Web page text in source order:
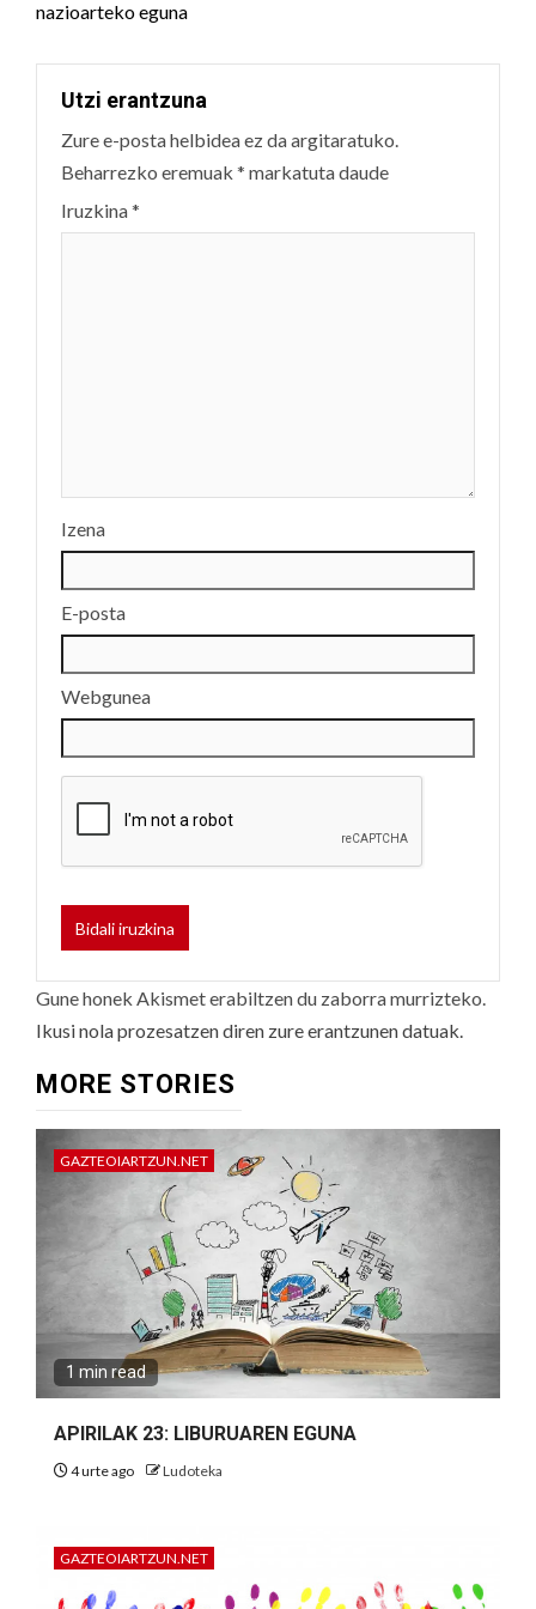
nazioarteko eguna
Utzi erantzuna
Zure e-posta helbidea ez da argitaratuko.
Beharrezko eremuak * markatuta daude
Iruzkina*
Izena
E-posta
Webgunea
Gune honek Akismet erabiltzen du zaborra murrizteko.
Ikusi nola prozesatzen diren zure erantzunen datuak.
MORE STORIES
GAZTEOIARTZUN.NET
1 min read
APIRILAK 23: LIBURUAREN EGUNA
4 urte ago Ludoteka
GAZTEOIARTZUN.NET